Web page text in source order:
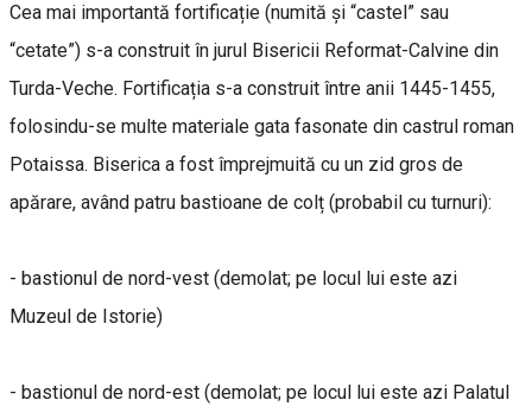
Cea mai importantă fortificație (numită și “castel” sau
“cetate”) s-a construit în jurul Bisericii Reformat-Calvine din
Turda-Veche. Fortificația s-a construit între anii 1445-1455,
folosindu-se multe materiale gata fasonate din castrul roman
Potaissa. Biserica a fost împrejmuită cu un zid gros de
apărare, având patru bastioane de colț (probabil cu turnuri):
- bastionul de nord-vest (demolat; pe locul lui este azi
Muzeul de Istorie)
- bastionul de nord-est (demolat; pe locul lui este azi Palatul